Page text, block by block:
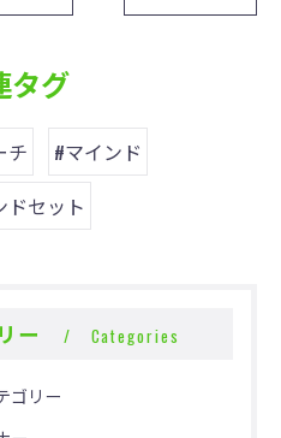
タグ
チ
#マインド
ドセット
ー Categories
ゴリー